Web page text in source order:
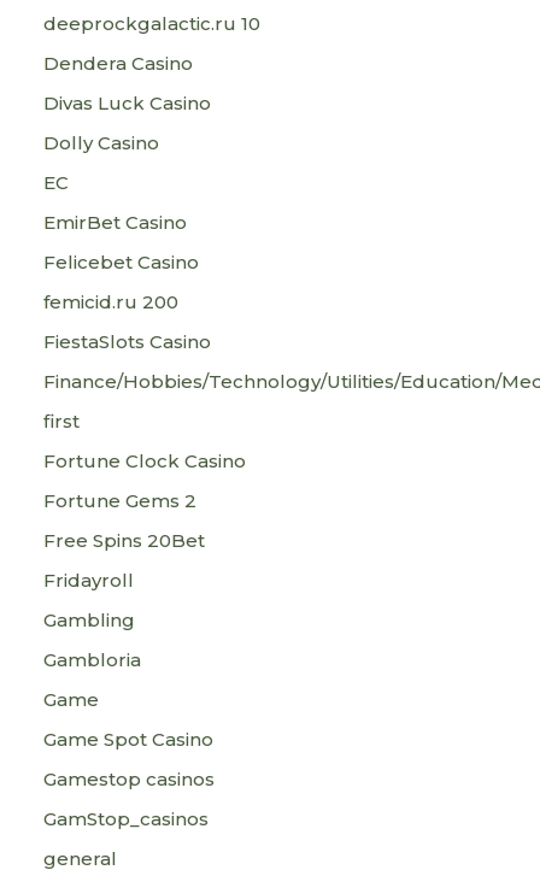
deeprockgalactic.ru 10
Dendera Casino
Divas Luck Casino
Dolly Casino
EC
EmirBet Casino
Felicebet Casino
femicid.ru 200
FiestaSlots Casino
Finance/Hobbies/Technology/Utilities/Education/
first
Fortune Clock Casino
Fortune Gems 2
Free Spins 20Bet
Fridayroll
Gambling
Gambloria
Game
Game Spot Casino
Gamestop casinos
GamStop_casinos
general